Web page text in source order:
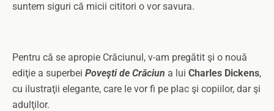
suntem siguri că micii cititori o vor savura.
Pentru că se apropie Crăciunul, v-am pregătit şi o nouă
ediţie a superbei Poveşti de Crăciun a lui Charles Dickens,
cu ilustraţii elegante, care le vor fi pe plac şi copiilor, dar şi
adulţilor.